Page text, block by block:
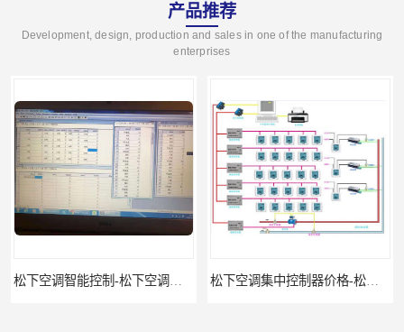
产品推荐
Development, design, production and sales in one of the manufacturing
enterprises